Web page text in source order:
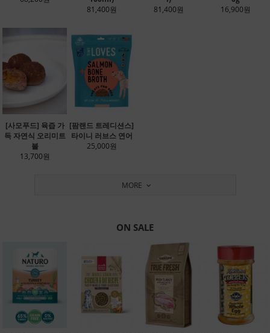
81,400원
81,400원
16,900원
[사모푸드] 육즙 가
득 자연식 오리미트
볼
13,700원
[팜랜드 트레디션스]
타이니 러브스 연어
25,000원
MORE
ON SALE